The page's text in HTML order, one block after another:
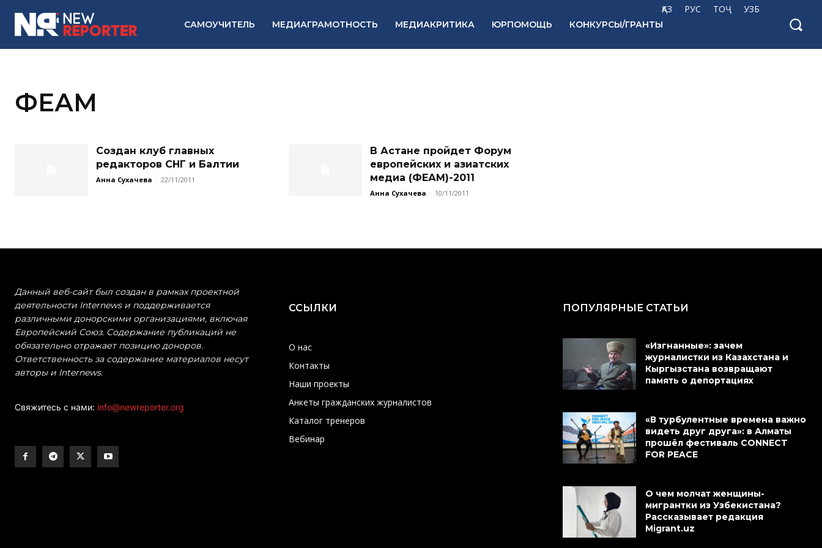
ҚАЗ РУС ТОҶ УЗБ
САМОУЧИТЕЛЬ МЕДИАГРАМОТНОСТЬ МЕДИАКРИТИКА ЮРПОМОЩЬ КОНКУРСЫ/ГРАНТЫ
ФЕАМ
Создан клуб главных
редакторов СНГ и Балтии
Анна Сухачева - 22/11/2011
В Астане пройдет Форум
европейских и азиатских
медиа (ФЕАМ)-2011
Анна Сухачева - 10/11/2011
Данный веб-сайт был создан в рамках проектной
деятельности Internews и поддерживается
различными донорскими организациями, включая
Европейский Союз. Содержание публикаций не
обязательно отражает позицию доноров.
Ответственность за содержание материалов несут
авторы и Internews.
Свяжитесь с нами: info@newreporter.org
ССЫЛКИ
О нас
Контакты
Наши проекты
Анкеты гражданских журналистов
Каталог тренеров
Вебинар
ПОПУЛЯРНЫЕ СТАТЬИ
«Изгнанные»: зачем
журналистки из Казахстана и
Кыргызстана возвращают
память о депортациях
«В турбулентные времена важно
видеть друг друга»: в Алматы
прошёл фестиваль CONNECT
FOR PEACE
О чем молчат женщины-
мигрантки из Узбекистана?
Рассказывает редакция
Migrant.uz